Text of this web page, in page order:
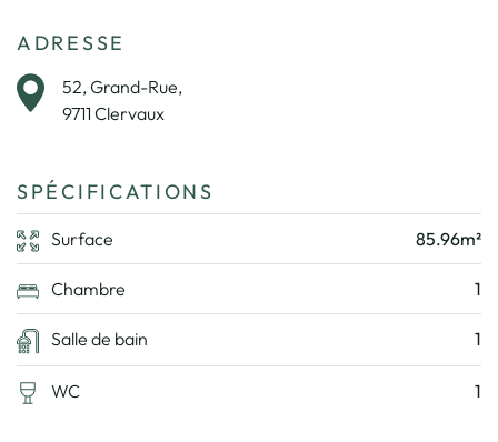
ADRESSE
52, Grand-Rue,
9711 Clervaux
SPÉCIFICATIONS
Surface 85.96m²
Chambre 1
Salle de bain 1
WC 1